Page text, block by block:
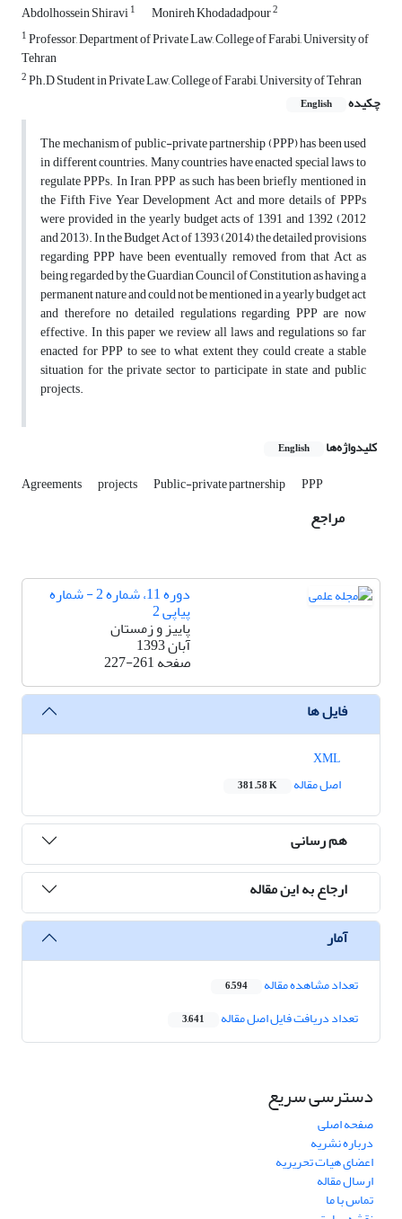
Abdolhossein Shiravi1 Monireh Khodadadpour2
1Professor, Department of Private Law, College of Farabi, University of
Tehran
2Ph.D Student in Private Law, College of Farabi, University of Tehran
چکیده
English
The mechanism of public-private partnership (PPP) has been used
in different countries. Many countries have enacted special laws to
regulate PPPs. In Iran, PPP as such has been briefly mentioned in
the Fifth Five Year Development Act and more details of PPPs
were provided in the yearly budget acts of 1391 and 1392 (2012
and 2013). In the Budget Act of 1393 (2014) the detailed provisions
regarding PPP have been eventually removed from that Act as
being regarded by the Guardian Council of Constitution as having a
permanent nature and could not be mentioned in a yearly budget act
and therefore no detailed regulations regarding PPP are now
effective. In this paper we review all laws and regulations so far
enacted for PPP to see to what extent they could create a stable
situation for the private sector to participate in state and public
projects.
کلیدواژه‌ها English
Agreements projects Public-private partnership PPP
مراجع
دوره 11، شماره 2 - شماره
پیاپی 2
پاییز و زمستان
آبان 1393
صفحه227-261
فایل ها
اصل مقاله
381.58 K
هم رسانی
ارجاع به این مقاله
آمار
تعداد مشاهده مقاله 6,594
تعداد دریافت فایل اصل مقاله 3,641
دسترسی سریع
صفحه اصلی
درباره نشریه
اعضای هیات تحریریه
ارسال مقاله
تماس با ما